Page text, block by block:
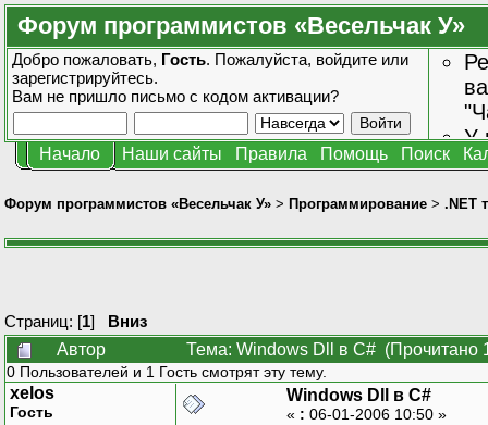
Форум программистов «Весельчак У»
Добро пожаловать, Гость. Пожалуйста, войдите или
зарегистрируйтесь.
Вам не пришло письмо с кодом активации?
У
Начало Наши сайты Правила Помощь Поиск
Форум программистов «Весельчак У» > Программирование > .NET
Страниц: [1] Вниз
Автор
Тема: Windows Dll в C# (Прочитано
0 Пользователей и 1 Гость смотрят эту тему.
xelos
Гость
Windows Dll в C#
« : 06-01-2006 10:50 »